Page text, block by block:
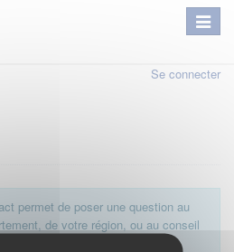
Se connecter
permet de poser une question au
de votre région, ou au conseil